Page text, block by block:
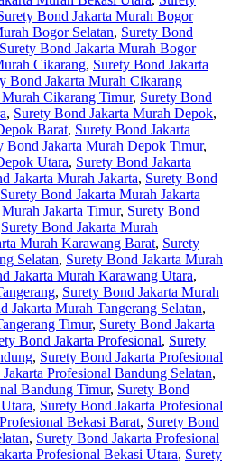
Bond Jakarta Murah Bogor
Bogor Selatan, Surety Bond
Surety Bond Jakarta Murah Bogor
Cikarang, Surety Bond Jakarta
Bond Jakarta Murah Cikarang
Cikarang Timur, Surety Bond
, Surety Bond Jakarta Murah Depok,
Barat, Surety Bond Jakarta
Bond Jakarta Murah Depok Timur,
Utara, Surety Bond Jakarta
Jakarta Murah Jakarta, Surety Bond
Surety Bond Jakarta Murah Jakarta
Jakarta Timur, Surety Bond
Surety Bond Jakarta Murah
Murah Karawang Barat, Surety
Selatan, Surety Bond Jakarta Murah
Jakarta Murah Karawang Utara,
, Surety Bond Jakarta Murah
Jakarta Murah Tangerang Selatan,
Timur, Surety Bond Jakarta
Bond Jakarta Profesional, Surety
, Surety Bond Jakarta Profesional
Profesional Bandung Selatan,
Bandung Timur, Surety Bond
, Surety Bond Jakarta Profesional
Bekasi Barat, Surety Bond
, Surety Bond Jakarta Profesional
Profesional Bekasi Utara, Surety